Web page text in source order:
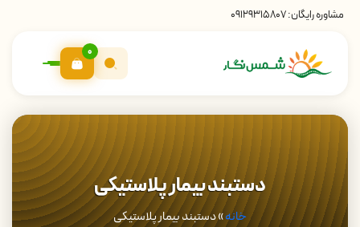
مشاوره رایگان:09129315807
0
دستبند بیمار پلاستیکی
خانه»دستبند بیمار پلاستیکی